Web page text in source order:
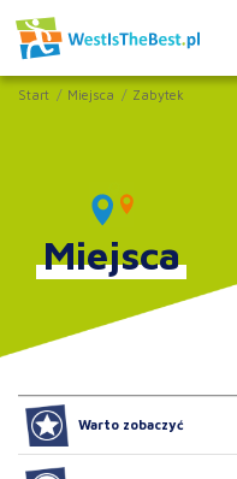
Start Miejsca Zabytek
Miejsca
Warto zobaczyć